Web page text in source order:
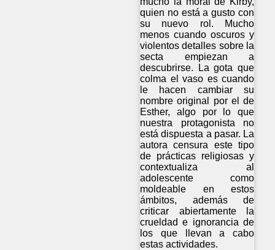
quien no está a gusto con
su nuevo rol. Mucho
menos cuando oscuros y
violentos detalles sobre la
secta empiezan a
descubrirse. La gota que
colma el vaso es cuando
le hacen cambiar su
nombre original por el de
Esther, algo por lo que
nuestra protagonista no
está dispuesta a pasar. La
autora censura este tipo
de prácticas religiosas y
contextualiza al
adolescente como
moldeable en estos
ámbitos, además de
criticar abiertamente la
crueldad e ignorancia de
los que llevan a cabo
estas actividades.